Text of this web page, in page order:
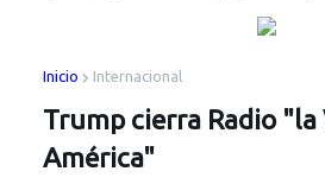
Inicio Internacional
Trump cierra Radio "la
América"